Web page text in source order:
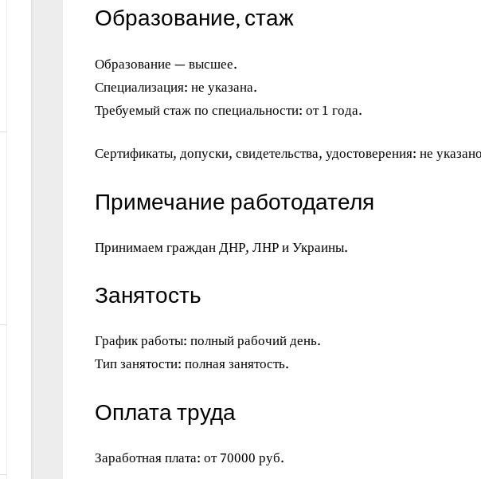
Образование, стаж
Образование — высшее.
Специализация: не указана.
Требуемый стаж по специальности: от 1 года.
Сертификаты, допуски, свидетельства, удостоверения: не
Примечание работодателя
Принимаем граждан ДНР, ЛНР и Украины.
Занятость
График работы: полный рабочий день.
Тип занятости: полная занятость.
Оплата труда
Заработная плата: от 70000 руб.